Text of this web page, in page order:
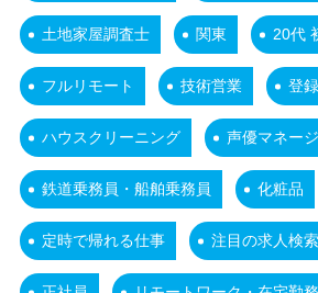
土地家屋調査士 関東 20代
フルリモート 技術営業 登
ハウスクリーニング 声優マネー
鉄道乗務員・船舶乗務員 化粧品
定時で帰れる仕事 注目の求人検